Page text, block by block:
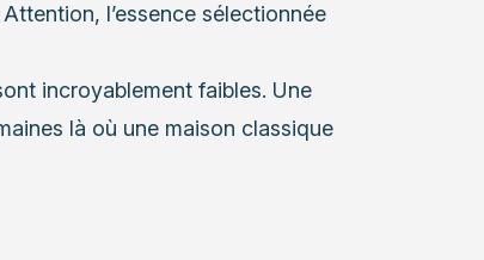
l’essence sélectionnée
incroyablement faibles. Une
là où une maison classique